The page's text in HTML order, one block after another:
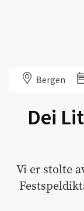
Bergen
Dei
Vi er stolte